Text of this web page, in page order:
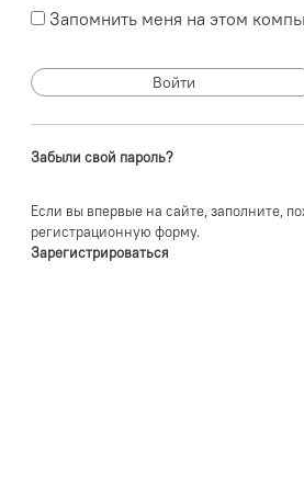
Запомнить меня на этом
Забыли свой пароль?
Если вы впервые на сайте, заполните,
регистрационную форму.
Зарегистрироваться